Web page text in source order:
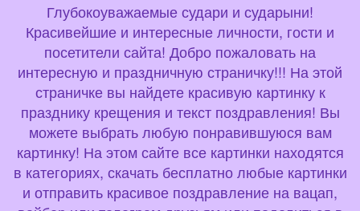
Глубокоуважаемые судари и сударыни!
Красивейшие и интересные личности, гости и
посетители сайта! Добро пожаловать на
интересную и праздничную страничку!!! На этой
страничке вы найдете красивую картинку к
празднику крещения и текст поздравления! Вы
можете выбрать любую понравившуюся вам
картинку! На этом сайте все картинки находятся
в категориях, скачать бесплатно любые картинки
и отправить красивое поздравление на вацап,